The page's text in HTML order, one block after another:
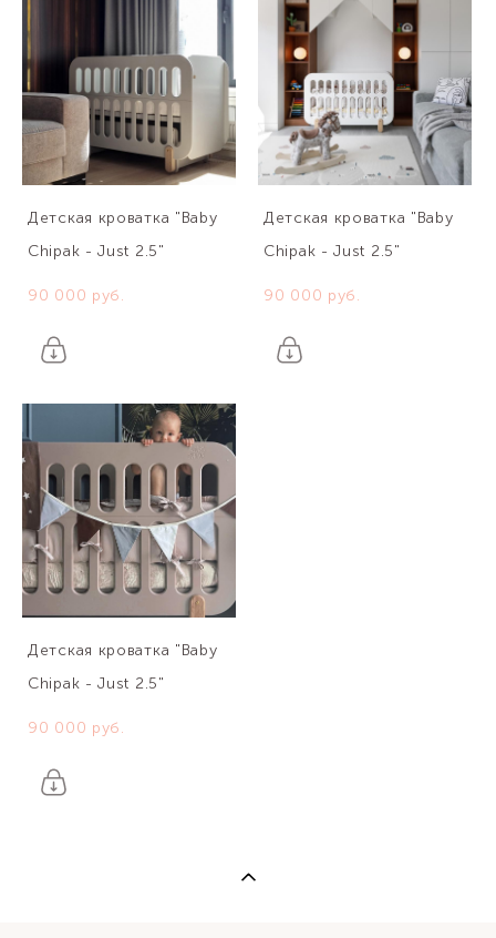
Детская кроватка "Baby
Chipak - Just 2.5"
90 000 pуб.
Детская кроватка "Baby
Chipak - Just 2.5"
90 000 pуб.
Детская кроватка "Baby
Chipak - Just 2.5"
90 000 pуб.